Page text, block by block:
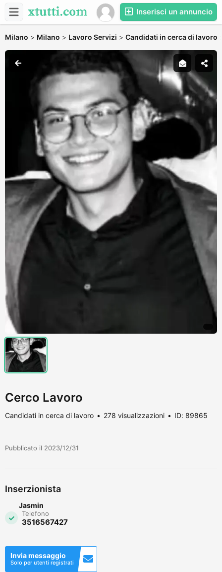
Inserisci un annuncio
Milano > Milano > Lavoro Servizi > Candidati in cerca di lavoro
Cerco Lavoro
Candidati in cerca di lavoro 278 visualizzazioni ID: 89865
Pubblicato il 2023/12/31
Inserzionista
Jasmin
Telefono
3516567427
Invia messaggio
Solo per utenti registrati